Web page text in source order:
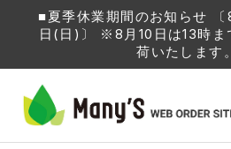
■夏季休業期間のお知らせ 〔
日(日)〕 ※8月10日は13時ま
荷いたします。